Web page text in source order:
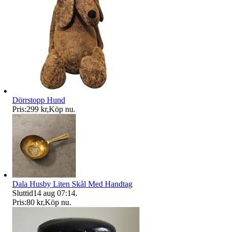
Dörrstopp Hund
Pris:299 kr,Köp nu.
Dala Husby Liten Skål Med Handtag
Sluttid14 aug 07:14.
Pris:80 kr,Köp nu.